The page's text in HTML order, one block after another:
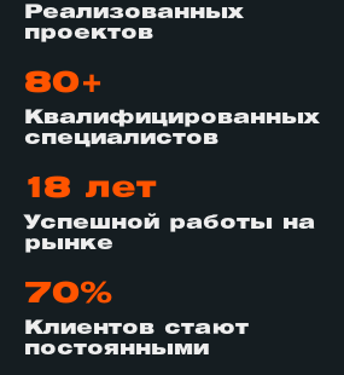
Реализованных
проектов
80+
Квалифицированных
специалистов
18 лет
Успешной работы на
рынке
70%
Клиентов стают
постоянными